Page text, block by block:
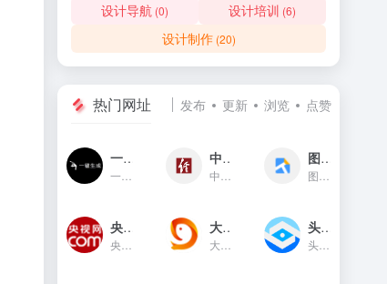
设计导航 (0) 设计培训 (6)
设计制作(20)
热门网址 发布 更新 浏览 点赞
一键生成 中国经济网 图贴士
央视网新闻频道(cctv.com) 大鱼号官网 头条指数